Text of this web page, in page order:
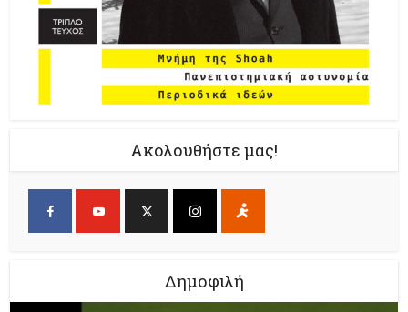
Ακολουθήστε μας!
Δημοφιλή